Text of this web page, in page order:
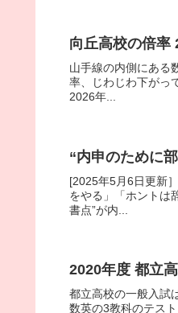
向丘高校の倍率
山手線の内側にある
率、じわじわ下がっ
2026年...
“内申のために
[2025年5月6日更新
をやる」「ホントは
書点”が内...
2020年度 都立
都立高校の一般入試
数英の3教科のテス